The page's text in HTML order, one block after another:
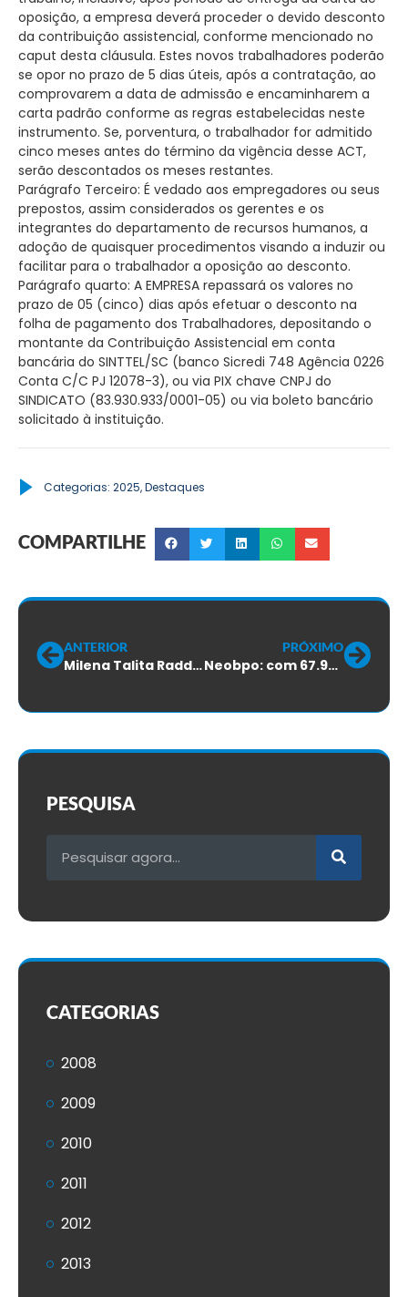
oposição, a empresa deverá proceder o devido desconto
da contribuição assistencial, conforme mencionado no
caput desta cláusula. Estes novos trabalhadores poderão
se opor no prazo de 5 dias úteis, após a contratação, ao
comprovarem a data de admissão e encaminharem a
carta padrão conforme as regras estabelecidas neste
instrumento. Se, porventura, o trabalhador for admitido
cinco meses antes do término da vigência desse ACT,
serão descontados os meses restantes.
Parágrafo Terceiro: É vedado aos empregadores ou seus
prepostos, assim considerados os gerentes e os
integrantes do departamento de recursos humanos, a
adoção de quaisquer procedimentos visando a induzir ou
facilitar para o trabalhador a oposição ao desconto.
Parágrafo quarto: A EMPRESA repassará os valores no
prazo de 05 (cinco) dias após efetuar o desconto na
folha de pagamento dos Trabalhadores, depositando o
montante da Contribuição Assistencial em conta
bancária do SINTTEL/SC (banco Sicredi 748 Agência 0226
Conta C/C PJ 12078-3), ou via PIX chave CNPJ do
SINDICATO (83.930.933/0001-05) ou via boleto bancário
solicitado à instituição.
Categorias: 2025,Destaques
COMPARTILHE
ANTERIOR
Milena Talita Raddatz é a nova delegada sindical do SINTTEL-SC
PRÓXIMO
Neobpo: com 67.9% dos votos, trabalhadores aprovam ACT
PESQUISA
CATEGORIAS
2008
2009
2010
2011
2012
2013